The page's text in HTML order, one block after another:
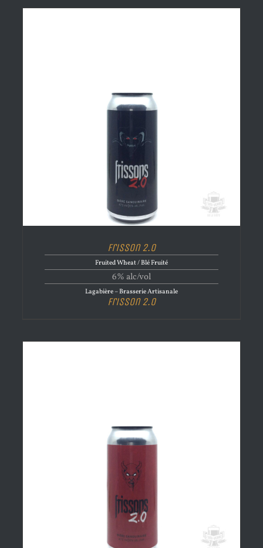
Frisson 2.0
Fruited Wheat / Blé Fruité
6% alc/vol
Lagabière – Brasserie Artisanale
Frisson 2.0